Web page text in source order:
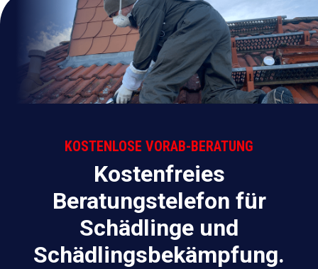
KOSTENLOSE VORAB-BERATUNG
Kostenfreies
Beratungstelefon für
Schädlinge und
Schädlingsbekämpfung.